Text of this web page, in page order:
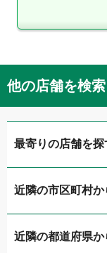
他の店舗を検索
最寄りの店舗を探
ガリバー那覇店
ガリバー58号宜野
近隣の市区町村か
那覇市
近隣の都道府県か